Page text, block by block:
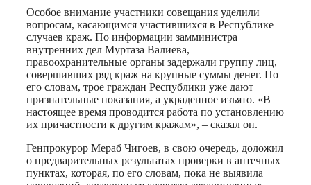
Особое внимание участники совещания уделили
вопросам, касающимся участившихся в Республике
случаев краж. По информации замминистра
внутренних дел Муртаза Валиева,
правоохранительные органы задержали группу лиц,
совершивших ряд краж на крупные суммы денег. По
его словам, трое граждан Республики уже дают
признательные показания, а украденное изъято. «В
настоящее время проводится работа по установлению
их причастности к другим кражам», – сказал он.
Генпрокурор Мераб Чигоев, в свою очередь, доложил
о предварительных результатах проверки в аптечных
пунктах, которая, по его словам, пока не выявила